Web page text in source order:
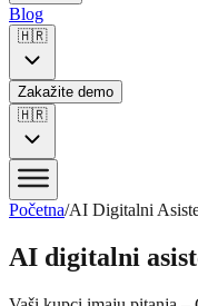
Blog
🇭🇷
Zakažite demo
🇭🇷
Početna/AI Digitalni
AI digitalni